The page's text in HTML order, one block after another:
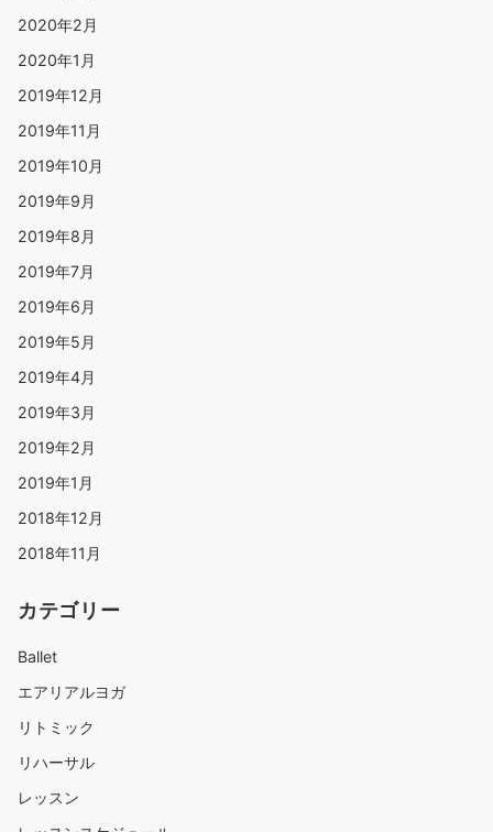
2020年2月
2020年1月
2019年12月
2019年11月
2019年10月
2019年9月
2019年8月
2019年7月
2019年6月
2019年5月
2019年4月
2019年3月
2019年2月
2019年1月
2018年12月
2018年11月
カテゴリー
Ballet
エアリアルヨガ
リトミック
リハーサル
レッスン